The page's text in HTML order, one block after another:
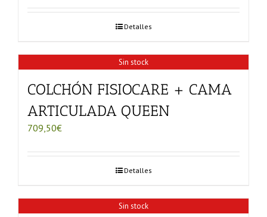
precios:
desde
704,00€
981,20€
Detalles
Sin stock
COLCHÓN FISIOCARE + CAMA
ARTICULADA QUEEN
709,50€
Detalles
Sin stock